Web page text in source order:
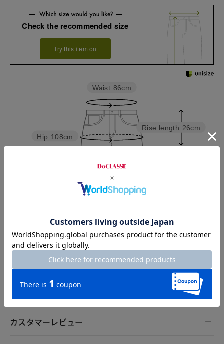
Check the recommended size
Try this item on
Inseam length
Rise length 26cm
Hem width 20.5cm
Hip 108cm
Waist 86cm
S M L XL XXL XXXL
カスタマーレビュー